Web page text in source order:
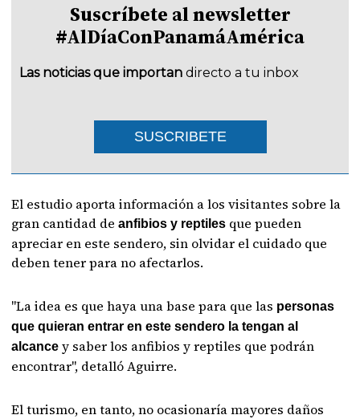
Suscríbete al newsletter
#AlDíaConPanamáAmérica
Las noticias que importan directo a tu inbox
SUSCRIBETE
El estudio aporta información a los visitantes sobre la
gran cantidad de anfibios y reptiles que pueden
apreciar en este sendero, sin olvidar el cuidado que
deben tener para no afectarlos.
"La idea es que haya una base para que las personas
que quieran entrar en este sendero la tengan al
alcance y saber los anfibios y reptiles que podrán
encontrar", detalló Aguirre.
El turismo, en tanto, no ocasionaría mayores daños